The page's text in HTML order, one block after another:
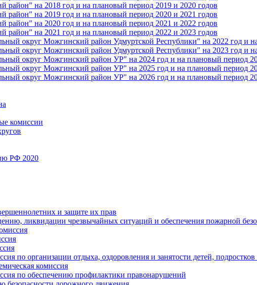
на 2018 год и на плановый период 2019 и 2020 годов
на 2019 год и на плановый период 2020 и 2021 годов
на 2020 год и на плановый период 2021 и 2022 годов
на 2021 год и на плановый период 2022 и 2023 годов
округ Можгинский район Удмуртской Республики" на 2022 год и
округ Можгинский район Удмуртской Республики" на 2023 год и
округ Можгинский район УР" на 2024 год и на плановый период
округ Можгинский район УР" на 2025 год и на плановый период
округ Можгинский район УР" на 2026 год и на плановый период
комиссии
РФ 2020
и защите их прав
ликвидации чрезвычайных ситуаций и обеспечения пожарной
по организации отдыха, оздоровления и занятости детей,
комиссия
по обеспечению профилактики правонарушений